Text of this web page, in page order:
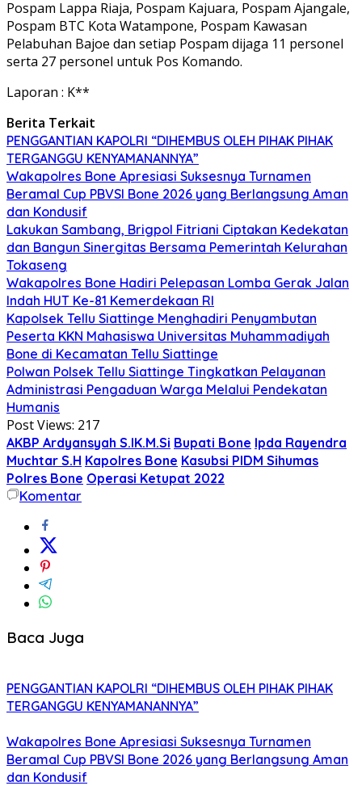
Pospam Lappa Riaja, Pospam Kajuara, Pospam Ajangale,
Pospam BTC Kota Watampone, Pospam Kawasan
Pelabuhan Bajoe dan setiap Pospam dijaga 11 personel
serta 27 personel untuk Pos Komando.
Laporan : K**
Berita Terkait
PENGGANTIAN KAPOLRI “DIHEMBUS OLEH PIHAK PIHAK
TERGANGGU KENYAMANANNYA”
Wakapolres Bone Apresiasi Suksesnya Turnamen
Beramal Cup PBVSI Bone 2026 yang Berlangsung Aman
dan Kondusif
Lakukan Sambang, Brigpol Fitriani Ciptakan Kedekatan
dan Bangun Sinergitas Bersama Pemerintah Kelurahan
Tokaseng
Wakapolres Bone Hadiri Pelepasan Lomba Gerak Jalan
Indah HUT Ke-81 Kemerdekaan RI
Kapolsek Tellu Siattinge Menghadiri Penyambutan
Peserta KKN Mahasiswa Universitas Muhammadiyah
Bone di Kecamatan Tellu Siattinge
Polwan Polsek Tellu Siattinge Tingkatkan Pelayanan
Administrasi Pengaduan Warga Melalui Pendekatan
Humanis
Post Views: 217
AKBP Ardyansyah S.IK.M.Si Bupati Bone Ipda Rayendra
Muchtar S.H Kapolres Bone Kasubsi PIDM Sihumas
Polres Bone Operasi Ketupat 2022
Komentar
Baca Juga
PENGGANTIAN KAPOLRI “DIHEMBUS OLEH PIHAK PIHAK
TERGANGGU KENYAMANANNYA”
Wakapolres Bone Apresiasi Suksesnya Turnamen
Beramal Cup PBVSI Bone 2026 yang Berlangsung Aman
dan Kondusif